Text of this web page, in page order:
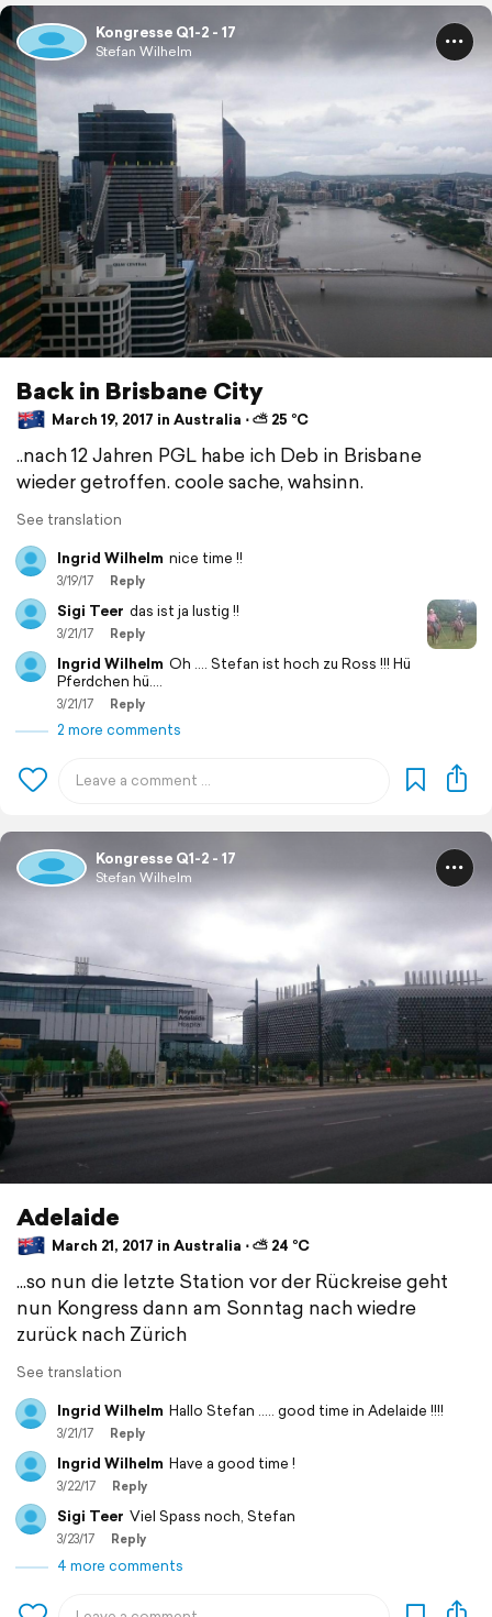
Kongresse Q1-2 - 17
Stefan Wilhelm
Back in Brisbane City
March 19, 2017 in Australia ⋅ ⛅ 25 °C
..nach 12 Jahren PGL habe ich Deb in Brisbane
wieder getroffen. coole sache, wahsinn.
See translation
Ingrid Wilhelm nice time !!
3/19/17 Reply
Sigi Teer das ist ja lustig !!
3/21/17 Reply
Ingrid Wilhelm Oh .... Stefan ist hoch zu Ross !!! Hü
Pferdchen hü....
3/21/17 Reply
2 more comments
Kongresse Q1-2 - 17
Stefan Wilhelm
Adelaide
March 21, 2017 in Australia ⋅ ⛅ 24 °C
...so nun die letzte Station vor der Rückreise geht
nun Kongress dann am Sonntag nach wiedre
zurück nach Zürich
See translation
Ingrid Wilhelm Hallo Stefan ..... good time in Adelaide !!!!
3/21/17 Reply
Ingrid Wilhelm Have a good time !
3/22/17 Reply
Sigi Teer Viel Spass noch, Stefan
3/23/17 Reply
4 more comments